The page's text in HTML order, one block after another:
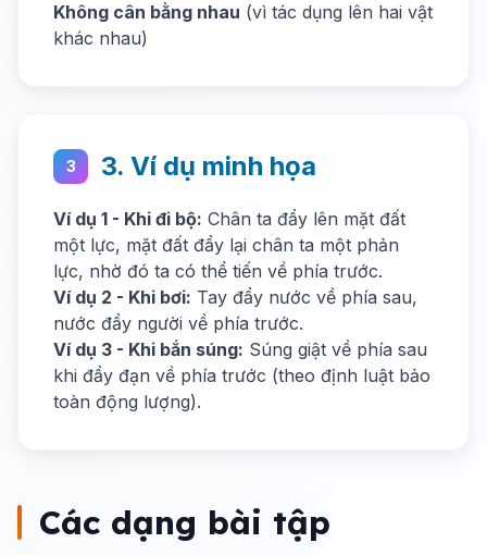
Không cân bằng nhau (vì tác dụng lên hai vật
khác nhau)
3 3. Ví dụ minh họa
Ví dụ 1 - Khi đi bộ: Chân ta đẩy lên mặt đất
một lực, mặt đất đẩy lại chân ta một phản
lực, nhờ đó ta có thể tiến về phía trước.
Ví dụ 2 - Khi bơi: Tay đẩy nước về phía sau,
nước đẩy người về phía trước.
Ví dụ 3 - Khi bắn súng: Súng giật về phía sau
khi đẩy đạn về phía trước (theo định luật bảo
toàn động lượng).
Các dạng bài tập